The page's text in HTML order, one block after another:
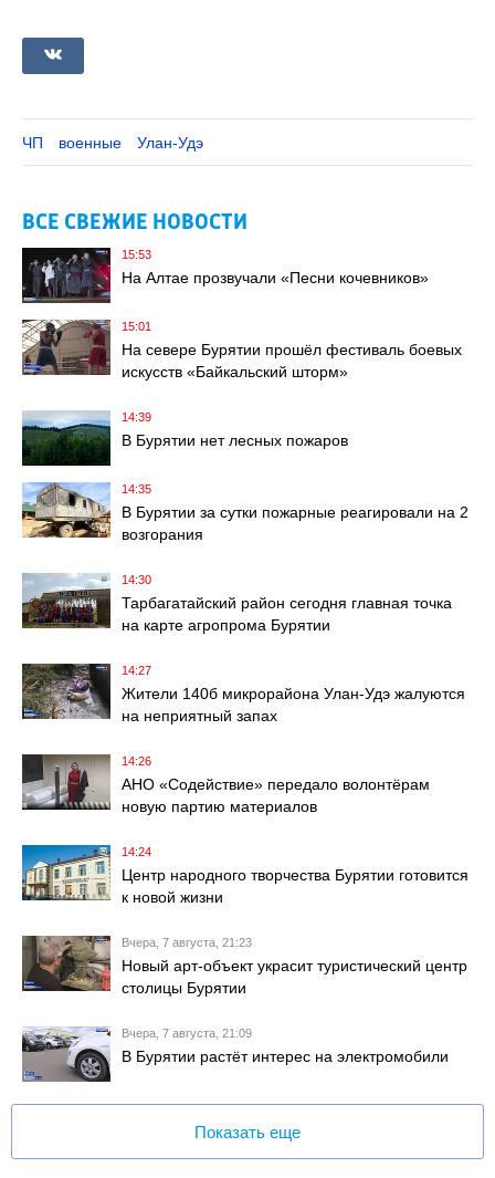
ЧП военные Улан-Удэ
ВСЕ СВЕЖИЕ НОВОСТИ
15:53
На Алтае прозвучали «Песни кочевников»
15:01
На севере Бурятии прошёл фестиваль боевых
искусств «Байкальский шторм»
14:39
В Бурятии нет лесных пожаров
14:35
В Бурятии за сутки пожарные реагировали на 2
возгорания
14:30
Тарбагатайский район сегодня главная точка
на карте агропрома Бурятии
14:27
Жители 140б микрорайона Улан-Удэ жалуются
на неприятный запах
14:26
АНО «Содействие» передало волонтёрам
новую партию материалов
14:24
Центр народного творчества Бурятии готовится
к новой жизни
Вчера, 7 августа, 21:23
Новый арт-объект украсит туристический центр
столицы Бурятии
Вчера, 7 августа, 21:09
В Бурятии растёт интерес на электромобили
Показать еще